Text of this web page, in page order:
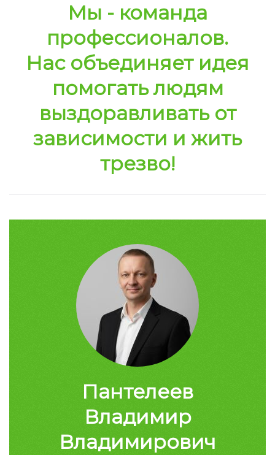
Мы - команда
профессионалов.
Нас объединяет идея
помогать людям
выздоравливать от
зависимости и жить
трезво!
Пантелеев
Владимир
Владимирович